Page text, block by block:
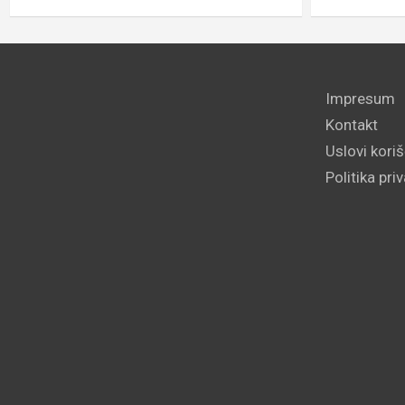
Impresum
Kontakt
Uslovi
Politika